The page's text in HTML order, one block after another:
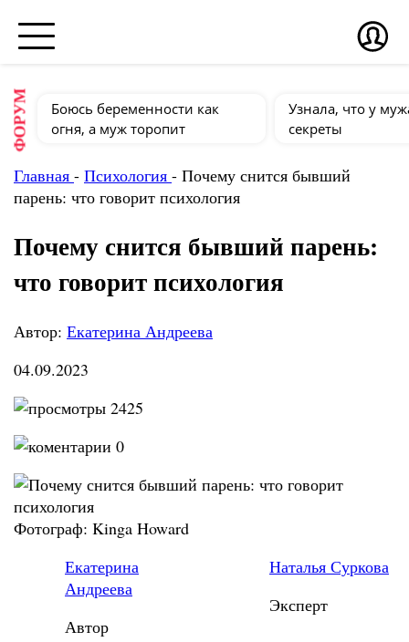
ФОРУМ
Боюсь беременности как
огня, а муж торопит
Узнала, что у
секреты
Главная - Психология - Почему снится бывший
парень: что говорит психология
Почему снится бывший парень:
что говорит психология
Автор: Екатерина Андреева
04.09.2023
2425
0
Фотограф: Kinga Howard
Екатерина
Андреева
Автор
Наталья Суркова
Эксперт